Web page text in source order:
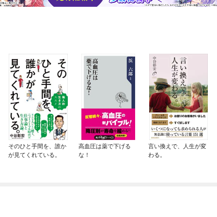
そのひと手間を、誰か
が見てくれている。
高血圧は薬で下げる
な！
言い換えで、人生が変
わる。